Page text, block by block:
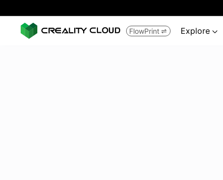
FlowPrint  Explore 